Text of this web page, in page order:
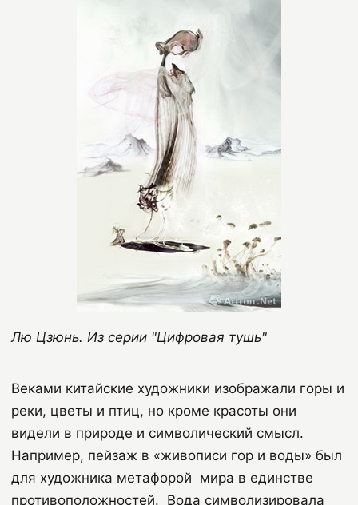
Лю Цзюнь. Из серии "Цифровая тушь"
Веками китайские художники изображали горы и
реки, цветы и птиц, но кроме красоты они
видели в природе и символический смысл.
Например, пейзаж в «живописи гор и воды» был
для художника метафорой мира в единстве
противоположностей. Вода символизировала